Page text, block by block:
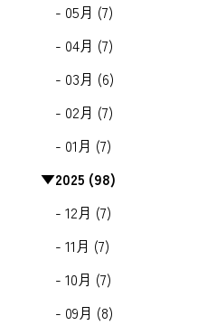
- 05月 (7)
- 04月 (7)
- 03月 (6)
- 02月 (7)
- 01月 (7)
▼2025 (98)
- 12月 (7)
- 11月 (7)
- 10月 (7)
- 09月 (8)